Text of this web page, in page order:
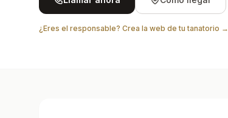
¿Eres el responsable? Crea la web de tu tanatorio →